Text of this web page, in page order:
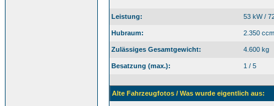
Leistung: 53 kW /
Hubraum: 2.350 ccm
Zulässiges Gesamtgewicht: 4.600 kg
Besatzung (max.): 1 / 5
Alte Fahrzeugfotos / Was wurde eigentlich aus: